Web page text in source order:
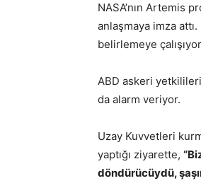
NASA’nın Artemis
anlaşmaya imza
belirlemeye
ABD askeri
da alarm veriyor.
Uzay Kuvvetleri
yaptığı ziyarette,
döndürücüydü,